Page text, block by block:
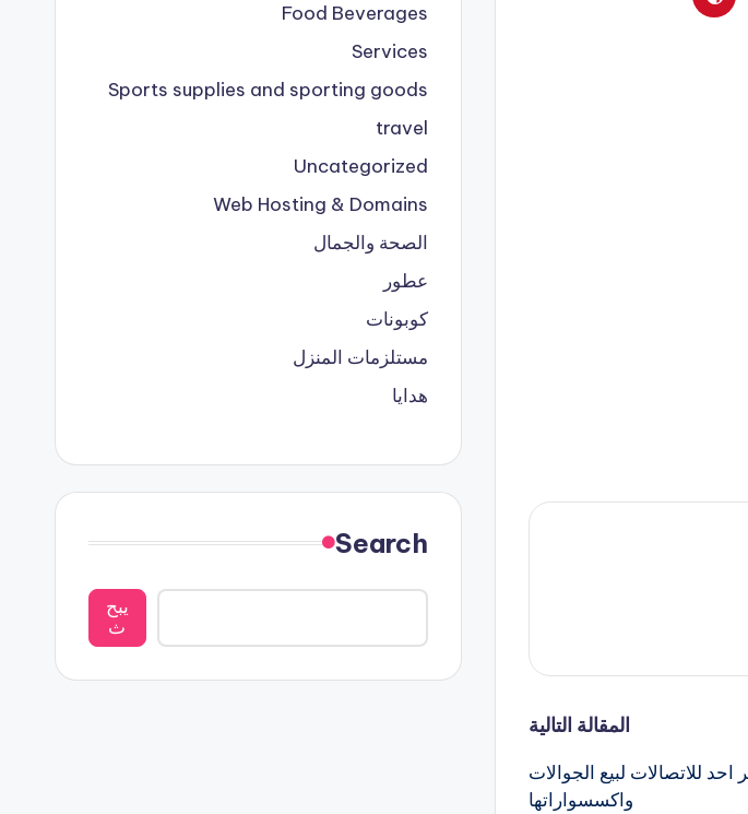
المقالة التالية
للاتصالات لبيع الجوالات
واكسسواراتها
Food Beverages
Services
Sports supplies and sporting goods
travel
Uncategorized
Web Hosting & Domains
الصحة والجمال
عطور
كوبونات
مستلزمات المنزل
هدايا
Search
يبح
ث